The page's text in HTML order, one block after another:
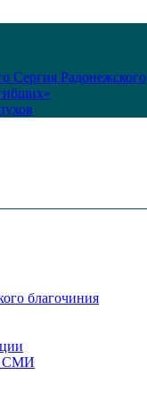
Сергия Радонежского
благочиния
СМИ